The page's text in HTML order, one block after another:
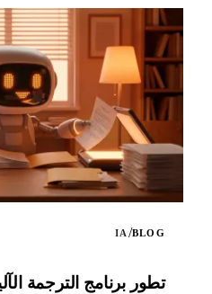
BLOG
/
IA
تطور برنامج الترجمة